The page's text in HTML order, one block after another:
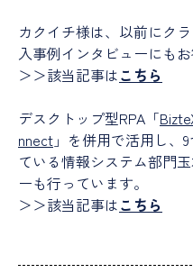
カクイチ様は、以前にク
入事例インタビューにも
＞＞該当記事はこちら
デスクトップ型RPA「
nnect 」を併用で活用し、
ている情報システム部門
ーも行っています。
＞＞該当記事はこちら